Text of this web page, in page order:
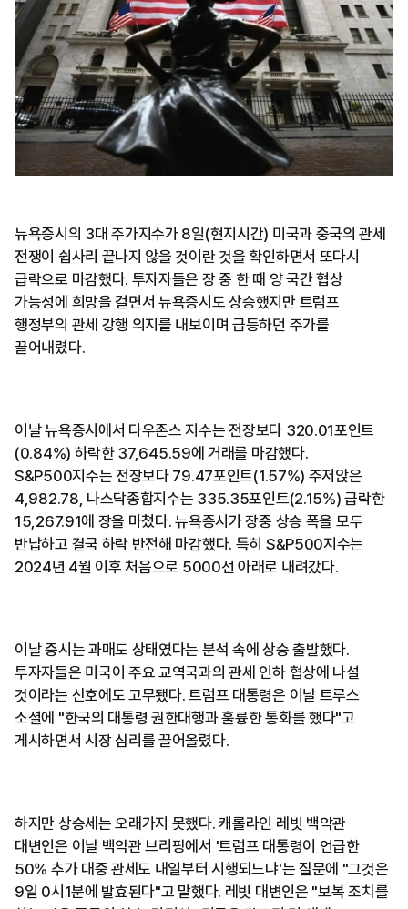
뉴욕증시의 3대 주가지수가 8일(현지시간) 미국과 중국의 관세
전쟁이 쉽사리 끝나지 않을 것이란 것을 확인하면서 또다시
급락으로 마감했다. 투자자들은 장 중 한 때 양 국간 협상
가능성에 희망을 걸면서 뉴욕증시도 상승했지만 트럼프
행정부의 관세 강행 의지를 내보이며 급등하던 주가를
끌어내렸다.
이날 뉴욕증시에서 다우존스 지수는 전장보다 320.01포인트
(0.84%) 하락한 37,645.59에 거래를 마감했다.
S&P500지수는 전장보다 79.47포인트(1.57%) 주저앉은
4,982.78, 나스닥종합지수는 335.35포인트(2.15%) 급락한
15,267.91에 장을 마쳤다. 뉴욕증시가 장중 상승 폭을 모두
반납하고 결국 하락 반전해 마감했다. 특히 S&P500지수는
2024년 4월 이후 처음으로 5000선 아래로 내려갔다.
이날 증시는 과매도 상태였다는 분석 속에 상승 출발했다.
투자자들은 미국이 주요 교역국과의 관세 인하 협상에 나설
것이라는 신호에도 고무됐다. 트럼프 대통령은 이날 트루스
소셜에 "한국의 대통령 권한대행과 훌륭한 통화를 했다"고
게시하면서 시장 심리를 끌어올렸다.
하지만 상승세는 오래가지 못했다. 캐롤라인 레빗 백악관
대변인은 이날 백악관 브리핑에서 '트럼프 대통령이 언급한
50% 추가 대중 관세도 내일부터 시행되느냐'는 질문에 "그것은
9일 0시1분에 발효된다"고 말했다. 레빗 대변인은 "보복 조치를